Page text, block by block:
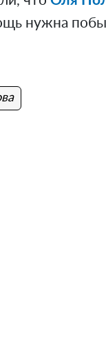
нужна